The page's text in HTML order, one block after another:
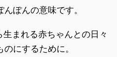
ぽんの意味です。
まれる赤ちゃんとの日々
にするために。